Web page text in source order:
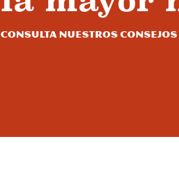
Consulta nuestros consejos